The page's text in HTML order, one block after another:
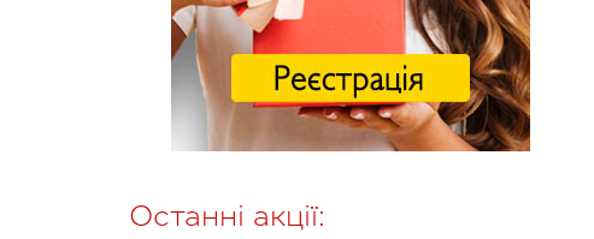
Останні акції: